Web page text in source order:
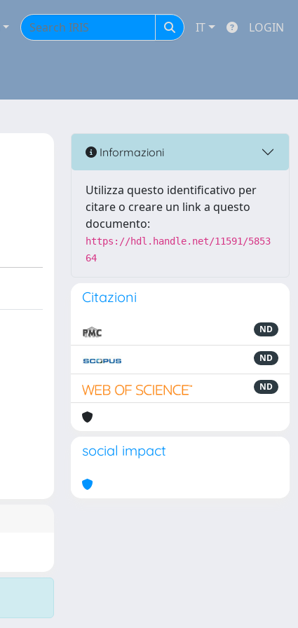
IT LOGIN
Informazioni
Utilizza questo identificativo per
citare o creare un link a questo
documento:
https://hdl.handle.net/11591/5853
64
Citazioni
ND
ND
ND
social impact